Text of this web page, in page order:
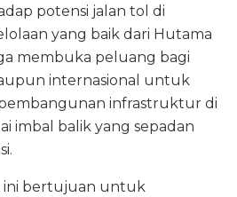
potensi jalan tol di
yang baik dari Hutama
membuka peluang bagi
internasional untuk
infrastruktur di
imbal balik yang sepadan
ini bertujuan untuk